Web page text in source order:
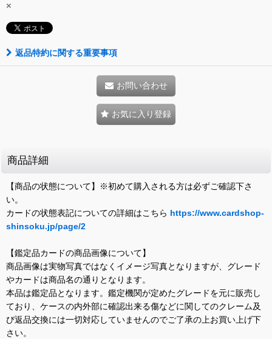
×
返品特約に関する重要事項
お問い合わせ
お気に入り登録
商品詳細
【商品の状態について】※初めて購入される方は必ずご確認下さ
い。
カードの状態表記についての詳細はこちら https://www.cardshop-
shinsoku.jp/page/2
【鑑定品カードの商品画像について】
商品画像は実物写真ではなくイメージ写真となりますが、グレード
やカードは商品名の通りとなります。
本品は鑑定品となります。鑑定機関が定めたグレードを元に販売し
ており、ケースの内外部に確認出来る傷などに関してのクレーム及
び返品交換には一切対応していませんのでご了承の上お買い上げ下
さい。